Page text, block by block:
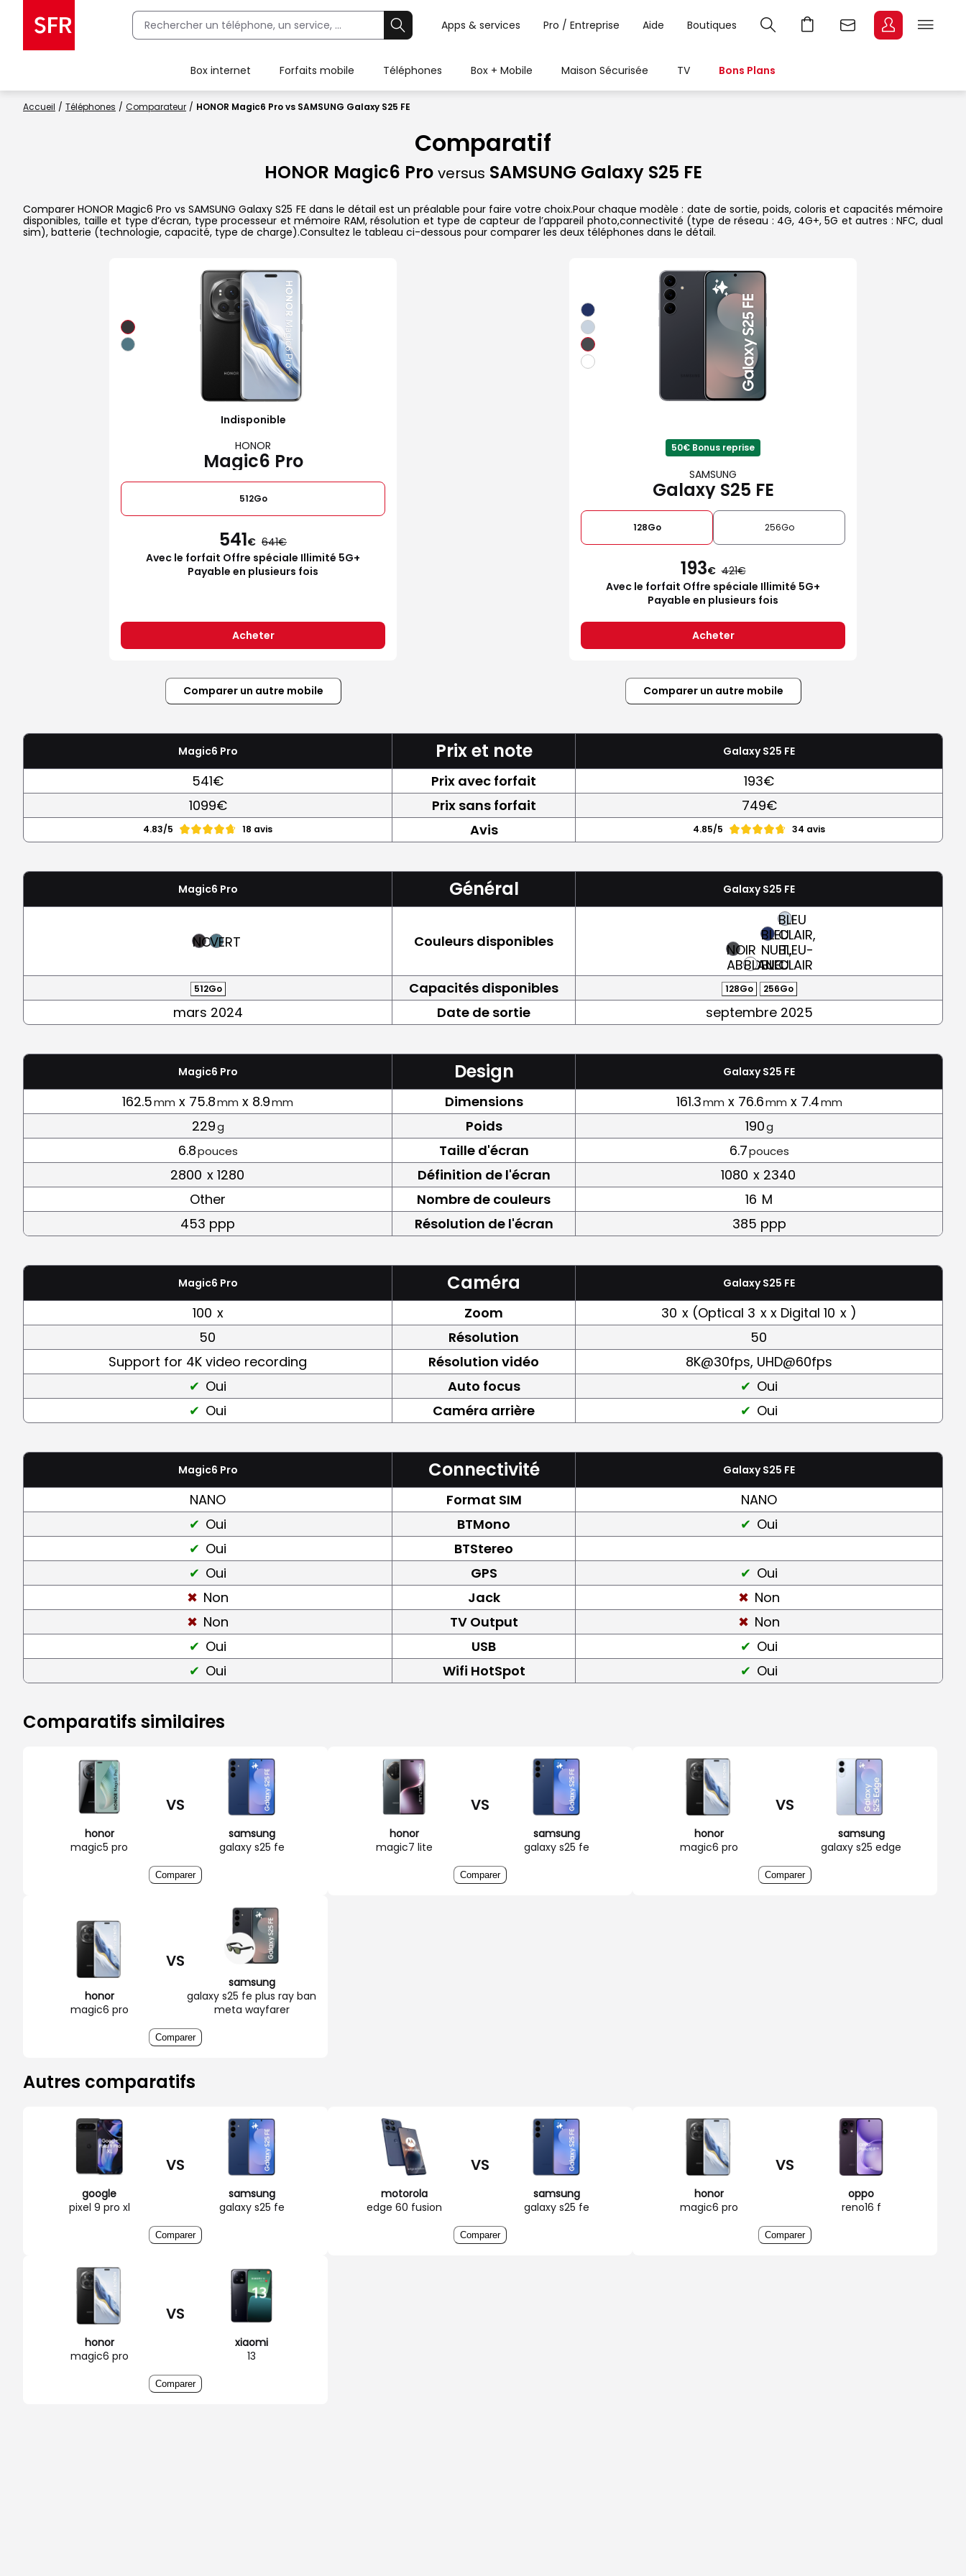
Apps & services Pro / Entreprise Aide Boutiques
Box internet Forfaits mobile Téléphones Box + Mobile Maison Sécurisée TV Bons Plans
Accueil Téléphones Comparateur HONOR Magic6 Pro vs SAMSUNG Galaxy S25 FE
Comparatif
HONOR Magic6 Pro versus SAMSUNG Galaxy S25 FE
Comparer HONOR Magic6 Pro vs SAMSUNG Galaxy S25 FE dans le détail est un préalable pour faire votre choix.Pour chaque modèle : date de sortie, poids, coloris et capacités mémoire
disponibles, taille et type d’écran, type processeur et mémoire RAM, résolution et type de capteur de l’appareil photo,connectivité (type de réseau : 4G, 4G+, 5G et autres : NFC, dual
sim), batterie (technologie, capacité, type de charge).Consultez le tableau ci-dessous pour comparer les deux téléphones dans le détail.
Indisponible
HONOR
Magic6 Pro
512Go
541€ 641
Avec le forfait Offre spéciale Illimité 5G+
Payable en plusieurs fois
Acheter
50€ Bonus reprise
SAMSUNG
Galaxy S25 FE
128Go 256Go
193€ 421
Avec le forfait Offre spéciale Illimité 5G+
Payable en plusieurs fois
Acheter
Comparer un autre mobile Comparer un autre mobile
Magic6 Pro Prix et note Galaxy S25 FE
541€ Prix avec forfait
193€
1099€
Prix sans forfait 749€
4.83/5 18 avis Avis 4.85/5 34 avis
Magic6 Pro Général Galaxy S25 FE
NOIRVERT Couleurs disponibles
NOIR
ABSOLU
BLANC
BLEU
NUIT,
BLEU
BLEU
CLAIR,
BLEU-
CLAIR
512Go Capacités disponibles 128Go 256Go
mars 2024 Date de sortie septembre 2025
Magic6 Pro Design Galaxy S25 FE
162.5mm x 75.8mm x 8.9mm Dimensions 161.3mm x 76.6mm x 7.4mm
229g Poids 190g
6.8pouces Taille d'écran 6.7pouces
2800 x 1280 Définition de l'écran 1080 x 2340
Other
Nombre de couleurs 16 M
453 ppp
Résolution de l'écran 385 ppp
Magic6 Pro Caméra Galaxy S25 FE
100 x Zoom 30 x (Optical 3 x x Digital 10 x )
50
Résolution
50
Support for 4K video recording
Résolution vidéo
8K@30fps, UHD@60fps
Oui
Auto focus
Oui
Oui
Caméra arrière Oui
Magic6 Pro Connectivité Galaxy S25 FE
NANO Format SIM
NANO
Oui
BTMono
Oui
Oui
BTStereo
Oui
GPS
Oui
Non
Jack
Non
Non
TV Output
Non
Oui
USB
Oui
Oui
Wifi HotSpot Oui
Comparatifs similaires
honor
magic5 pro
VS
samsung
galaxy s25 fe
Comparer
honor
magic7 lite
VS
samsung
galaxy s25 fe
Comparer
honor
magic6 pro
VS
samsung
galaxy s25 edge
Comparer
honor
magic6 pro
VS
samsung
galaxy s25 fe plus ray ban
meta wayfarer
Comparer
Autres comparatifs
google
pixel 9 pro xl
VS
samsung
galaxy s25 fe
Comparer
motorola
edge 60 fusion
VS
samsung
galaxy s25 fe
Comparer
honor
magic6 pro
VS
oppo
reno16 f
Comparer
honor
magic6 pro
VS
xiaomi
13
Comparer